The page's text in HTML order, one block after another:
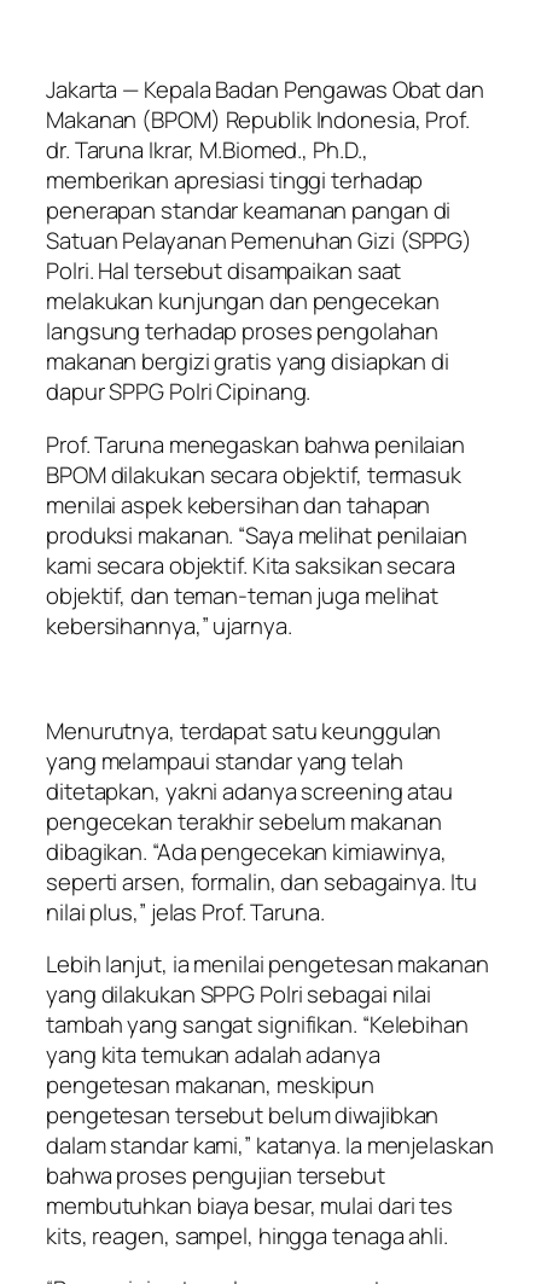
Jakarta — Kepala Badan Pengawas Obat dan
Makanan (BPOM) Republik Indonesia, Prof.
dr. Taruna Ikrar, M.Biomed., Ph.D.,
memberikan apresiasi tinggi terhadap
penerapan standar keamanan pangan di
Satuan Pelayanan Pemenuhan Gizi (SPPG)
Polri. Hal tersebut disampaikan saat
melakukan kunjungan dan pengecekan
langsung terhadap proses pengolahan
makanan bergizi gratis yang disiapkan di
dapur SPPG Polri Cipinang.
Prof. Taruna menegaskan bahwa penilaian
BPOM dilakukan secara objektif, termasuk
menilai aspek kebersihan dan tahapan
produksi makanan. “Saya melihat penilaian
kami secara objektif. Kita saksikan secara
objektif, dan teman-teman juga melihat
kebersihannya,” ujarnya.
Menurutnya, terdapat satu keunggulan
yang melampaui standar yang telah
ditetapkan, yakni adanya screening atau
pengecekan terakhir sebelum makanan
dibagikan. “Ada pengecekan kimiawinya,
seperti arsen, formalin, dan sebagainya. Itu
nilai plus,” jelas Prof. Taruna.
Lebih lanjut, ia menilai pengetesan makanan
yang dilakukan SPPG Polri sebagai nilai
tambah yang sangat signifikan. “Kelebihan
yang kita temukan adalah adanya
pengetesan makanan, meskipun
pengetesan tersebut belum diwajibkan
dalam standar kami,” katanya. Ia menjelaskan
bahwa proses pengujian tersebut
membutuhkan biaya besar, mulai dari tes
kits, reagen, sampel, hingga tenaga ahli.